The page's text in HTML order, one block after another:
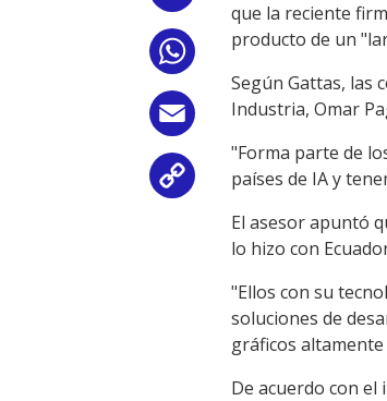
WhatsApp
Email
Copy
Link
que la reciente
producto de un
Según Gattas, las
Industria, Omar
"Forma parte de
países de IA y
El asesor apuntó
lo hizo con
"Ellos con su
soluciones de
gráficos
De acuerdo con